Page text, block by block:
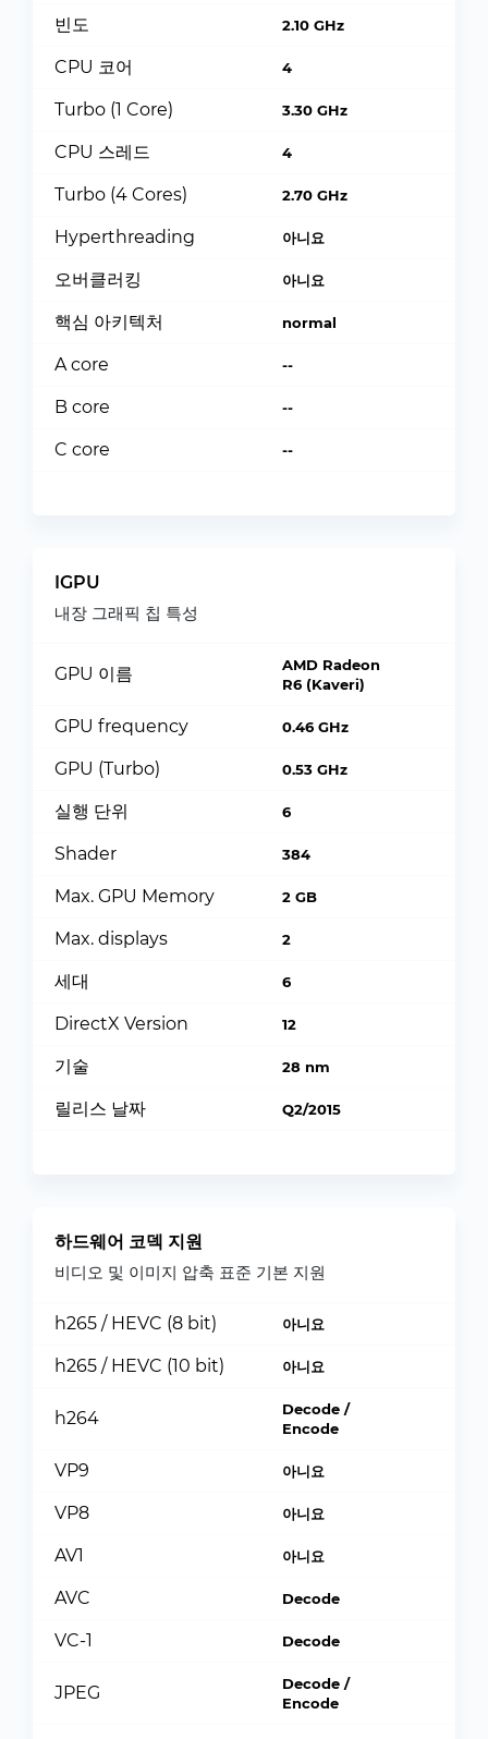
빈도 2.10 GHz
CPU 코어 4
Turbo (1 Core) 3.30 GHz
CPU 스레드 4
Turbo (4 Cores) 2.70 GHz
Hyperthreading 아니요
오버클러킹 아니요
핵심 아키텍처 normal
A core --
B core --
C core --
IGPU
내장 그래픽 칩 특성
GPU 이름
AMD Radeon
R6 (Kaveri)
GPU frequency 0.46 GHz
GPU (Turbo) 0.53 GHz
실행 단위 6
Shader 384
Max. GPU Memory 2 GB
Max. displays 2
세대 6
DirectX Version 12
기술 28 nm
릴리스 날짜 Q2/2015
하드웨어 코덱 지원
비디오 및 이미지 압축 표준 기본 지원
h265 / HEVC (8 bit) 아니요
h265 / HEVC (10 bit) 아니요
h264
Decode /
Encode
VP9 아니요
VP8 아니요
AV1 아니요
AVC Decode
VC-1 Decode
JPEG
Decode /
Encode